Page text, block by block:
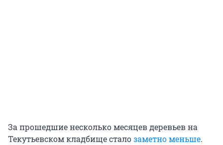
За прошедшие несколько месяцев деревьев на
Текутьевском кладбище сталозаметно меньше.